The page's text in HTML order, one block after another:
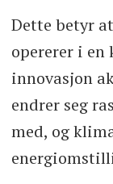
Dette betyr
opererer i
innovasjon
endrer seg
med, og